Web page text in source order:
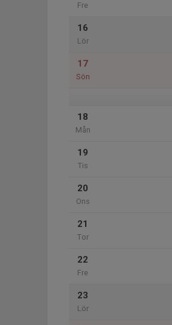
Fre
16
Lör
17
Sön
18
Mån
19
Tis
20
Ons
21
Tor
22
Fre
23
Lör